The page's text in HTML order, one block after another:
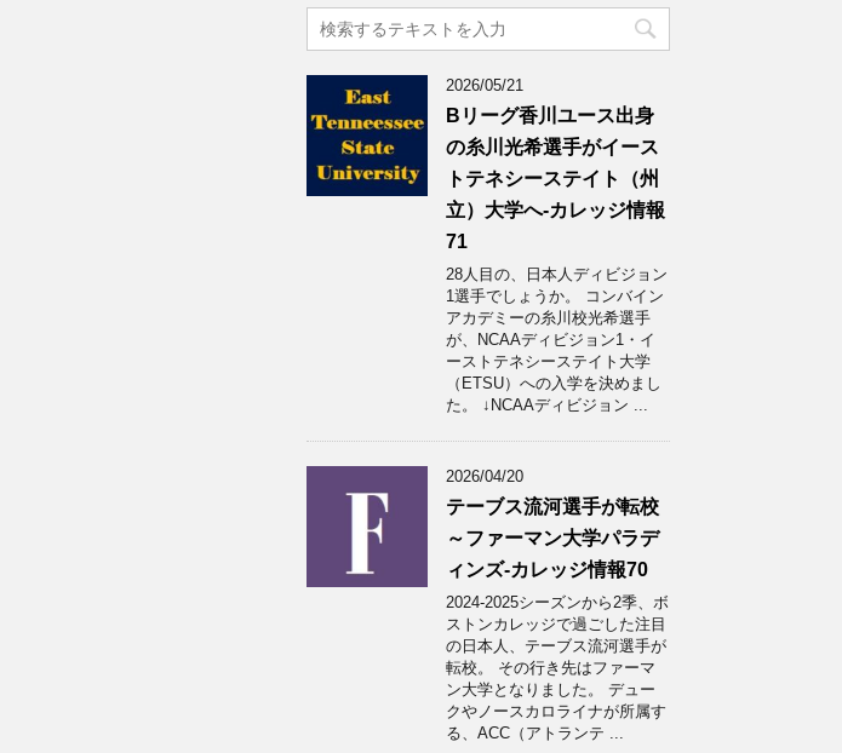
2026/05/21
Bリーグ香川ユース出身
の糸川光希選手がイース
トテネシーステイト（州
立）大学へ‐カレッジ情報
71
28人目の、日本人ディビジョン
1選手でしょうか。 コンバイン
アカデミーの糸川校光希選手
が、NCAAディビジョン1・イ
ーストテネシーステイト大学
（ETSU）への入学を決めまし
た。 ↓NCAAディビジョン ...
2026/04/20
テーブス流河選手が転校
～ファーマン大学パラデ
ィンズ-カレッジ情報70
2024-2025シーズンから2季、ボ
ストンカレッジで過ごした注目
の日本人、テーブス流河選手が
転校。 その行き先はファーマ
ン大学となりました。 デュー
クやノースカロライナが所属す
る、ACC（アトランテ ...